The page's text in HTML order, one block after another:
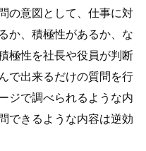
の意図として、仕事に対
か、積極性があるか、な
極性を社長や役員が判断
で出来るだけの質問を行
ジで調べられるような内
できるような内容は逆効